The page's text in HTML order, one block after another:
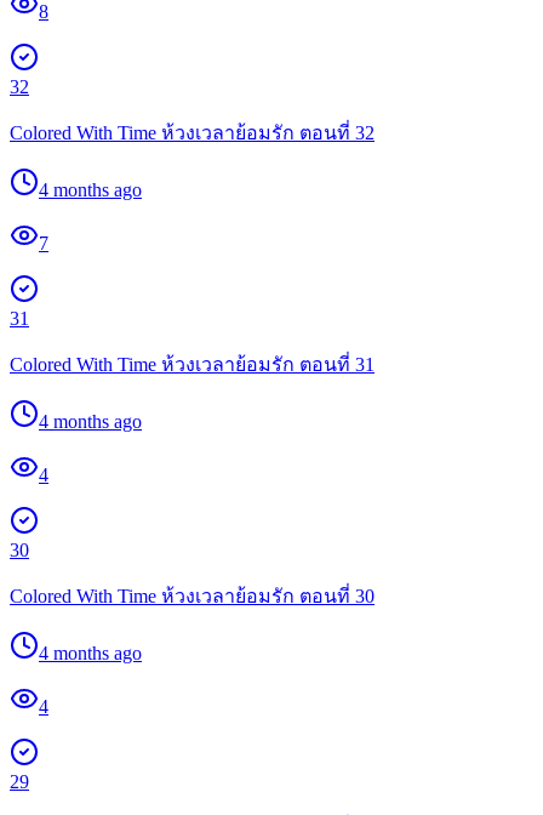
8
32
Colored With Time ห้วงเวลาย้อมรัก ตอนที่ 32
4 months ago
7
31
Colored With Time ห้วงเวลาย้อมรัก ตอนที่ 31
4 months ago
4
30
Colored With Time ห้วงเวลาย้อมรัก ตอนที่ 30
4 months ago
4
29